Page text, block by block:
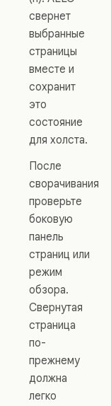
свернет
выбранные
страницы
вместе и
сохранит
это
состояние
для холста.
После
сворачивания
проверьте
боковую
панель
страниц или
режим
обзора.
Свернутая
страница
по-
прежнему
должна
легко